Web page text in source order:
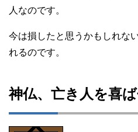
人なのです。
今は損したと思うかもしれな
れるのです。
神仏、亡き人を喜